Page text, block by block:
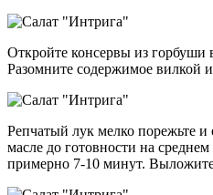
Откройте консервы из горбуши
Разомните содержимое вилкой
Репчатый лук мелко порежьте и
масле до готовности на
примерно 7-10 минут.